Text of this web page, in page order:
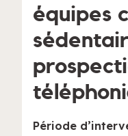
équipes
Période